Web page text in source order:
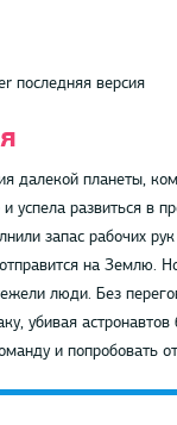
последняя версия
далекой планеты,
успела развиться в
запас рабочих
на Землю.
люди. Без
убивая
и попробовать